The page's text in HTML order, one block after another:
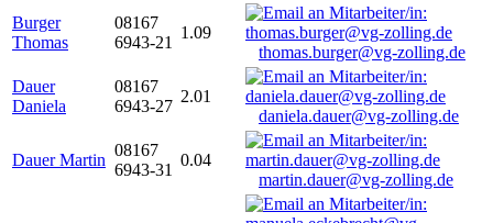
Burger
Thomas
08167
6943-21
1.09
thomas.burger@vg-zolling.de
Dauer
Daniela
08167
6943-27
2.01
daniela.dauer@vg-zolling.de
Dauer Martin
08167
6943-31
0.04
martin.dauer@vg-zolling.de